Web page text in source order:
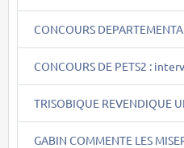
CONCOURS
CONCOURS DE PETS2 :
TRISOBIQUE REVENDIQUE
GABIN COMMENTE LES